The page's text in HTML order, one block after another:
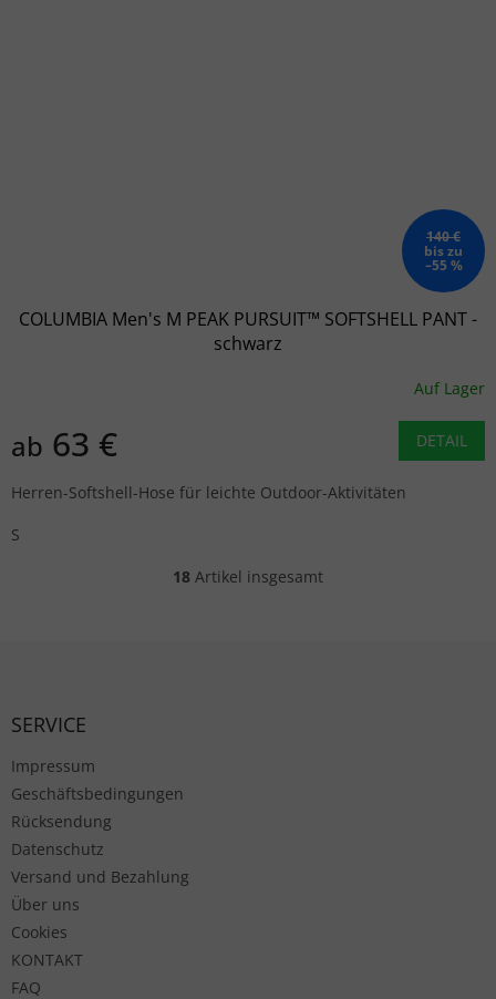
140 €
bis zu
–55 %
COLUMBIA Men's M PEAK PURSUIT™ SOFTSHELL PANT -
schwarz
Auf Lager
ab 63 € DETAIL
Herren-Softshell-Hose für leichte Outdoor-Aktivitäten
S
Steuerelemente der Liste
18 Artikel insgesamt
SERVICE
Impressum
Geschäftsbedingungen
Rücksendung
Datenschutz
Versand und Bezahlung
Über uns
Cookies
KONTAKT
FAQ